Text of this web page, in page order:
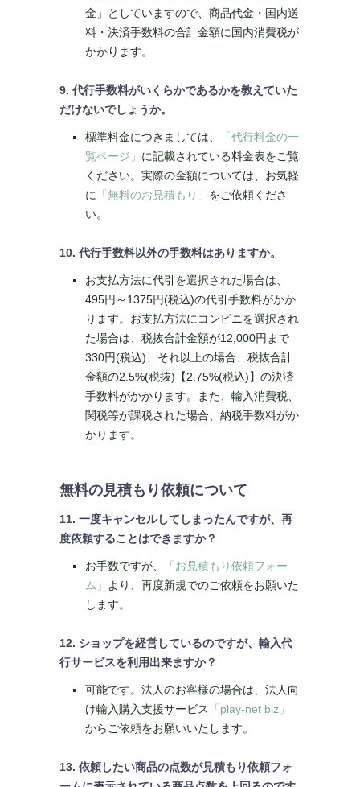
金」としていますので、商品代金・国内送
料・決済手数料の合計金額に国内消費税が
かかります。
9. 代行手数料がいくらかであるかを教えていた
だけないでしょうか。
標準料金につきましては、
「代行料金の一
覧ページ」 に記載されている料金表をご覧
ください。実際の金額については、お気軽
に
「無料のお見積もり」 をご依頼くださ
い。
10. 代行手数料以外の手数料はありますか。
お支払方法に代引を選択された場合は、
495円～1375円(税込)の代引手数料がかか
ります。お支払方法にコンビニを選択され
た場合は、税抜合計金額が12,000円まで
330円(税込)、それ以上の場合、税抜合計
金額の2.5%(税抜)【2.75%(税込)】の決済
手数料がかかります。また、輸入消費税、
関税等が課税された場合、納税手数料がか
かります。
無料の見積もり依頼について
11. 一度キャンセルしてしまったんですが、再
度依頼することはできますか？
お手数ですが、
「お見積もり依頼フォー
ム」
より、再度新規でのご依頼をお願いた
します。
12. ショップを経営しているのですが、輸入代
行サービスを利用出来ますか？
可能です。法人のお客様の場合は、法人向
け輸入購入支援サービス
「play-net biz」
からご依頼をお願いいたします。
13. 依頼したい商品の点数が見積もり依頼フォ